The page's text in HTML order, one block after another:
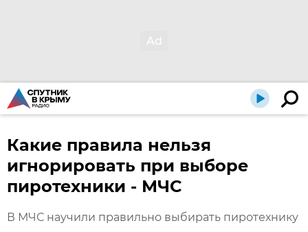
Какие правила нельзя
игнорировать при выборе
пиротехники - МЧС
В МЧС научили правильно выбирать пиротехнику